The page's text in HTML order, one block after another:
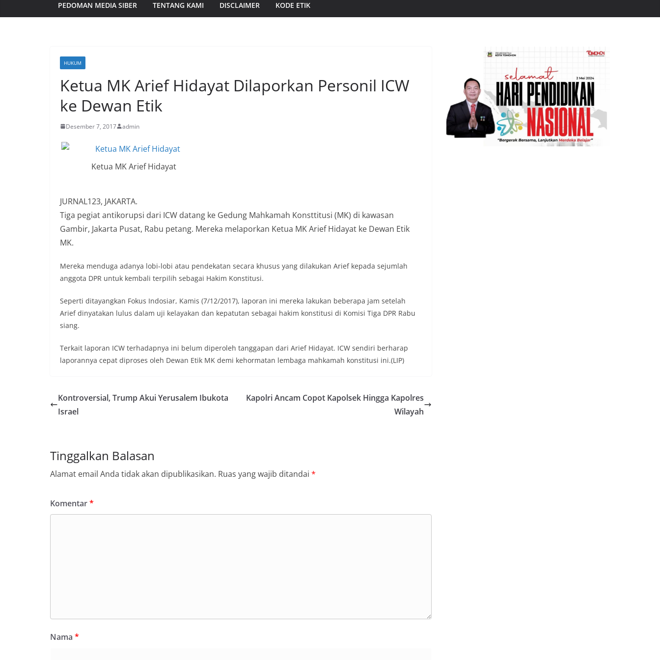
PEDOMAN MEDIA SIBER TENTANG KAMI DISCLAIMER KODE ETIK
HUKUM
Ketua MK Arief Hidayat Dilaporkan Personil ICW
ke Dewan Etik
Desember 7, 2017 admin
Ketua MK Arief Hidayat
JURNAL123, JAKARTA.
Tiga pegiat antikorupsi dari ICW datang ke Gedung Mahkamah Konsttitusi (MK) di kawasan
Gambir, Jakarta Pusat, Rabu petang. Mereka melaporkan Ketua MK Arief Hidayat ke Dewan Etik
MK.
Mereka menduga adanya lobi-lobi atau pendekatan secara khusus yang dilakukan Arief kepada sejumlah
anggota DPR untuk kembali terpilih sebagai Hakim Konstitusi.
Seperti ditayangkan Fokus Indosiar, Kamis (7/12/2017), laporan ini mereka lakukan beberapa jam setelah
Arief dinyatakan lulus dalam uji kelayakan dan kepatutan sebagai hakim konstitusi di Komisi Tiga DPR Rabu
siang.
Terkait laporan ICW terhadapnya ini belum diperoleh tanggapan dari Arief Hidayat. ICW sendiri berharap
laporannya cepat diproses oleh Dewan Etik MK demi kehormatan lembaga mahkamah konstitusi ini.(LIP)
Kontroversial, Trump Akui Yerusalem Ibukota
Israel
Kapolri Ancam Copot Kapolsek Hingga Kapolres
Wilayah
Tinggalkan Balasan
Alamat email Anda tidak akan dipublikasikan. Ruas yang wajib ditandai *
Komentar*
Nama *